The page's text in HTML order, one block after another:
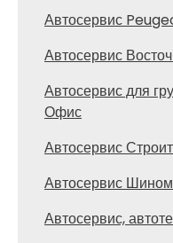
Автосервис
Автосервис
Автосервис для
Офис
Автосервис
Автосервис
Автосервис,